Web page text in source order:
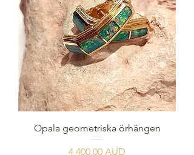
Opala geometriska örhängen
Pris
4 400,00 AUD